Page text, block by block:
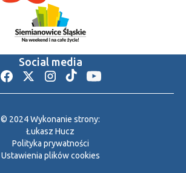
Social media
© 2024 Wykonanie strony:
Łukasz Hucz
Polityka prywatności
Ustawienia plików cookies